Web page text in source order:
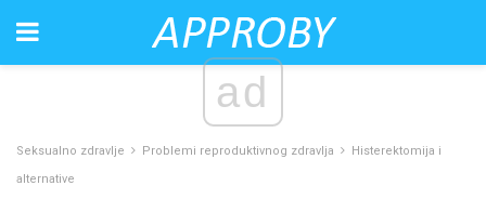
ad
Seksualno zdravlje Problemi reproduktivnog zdravlja
Histerektomija i
alternative